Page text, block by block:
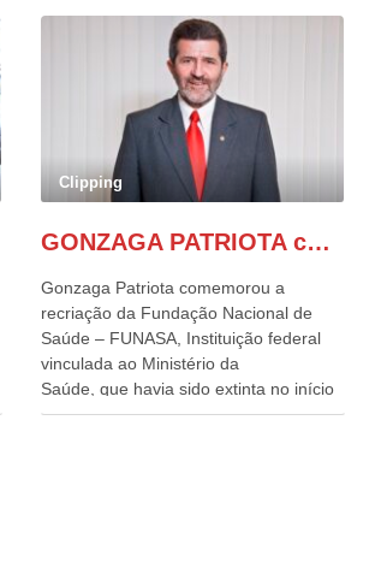
Clipping
GONZAGA PATRIOTA comemora o retorno da FUNASA
Gonzaga Patriota comemorou a
recriação da Fundação Nacional de
Saúde – FUNASA, Instituição federal
vinculada ao Ministério da
Saúde, que havia sido extinta no início
do terceiro governo do